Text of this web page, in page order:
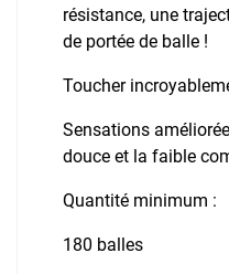
résistance, une
de portée de balle !
Toucher
Sensations
douce et la faible
Quantité minimum :
180 balles